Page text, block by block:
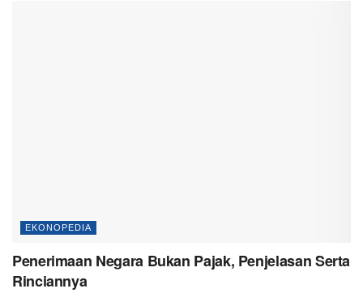
EKONOPEDIA
Penerimaan Negara Bukan Pajak, Penjelasan Serta
Rinciannya